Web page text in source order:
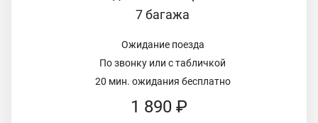
7 багажа
Ожидание поезда
По звонку или с табличкой
20 мин. ожидания бесплатно
1 890 ₽